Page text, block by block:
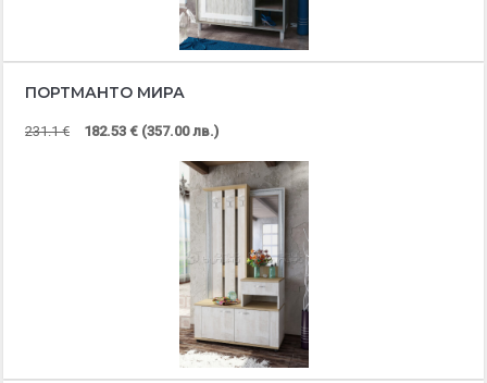
ПОРТМАНТО МИРА
231.1 € 182.53 € (357.00 лв.)